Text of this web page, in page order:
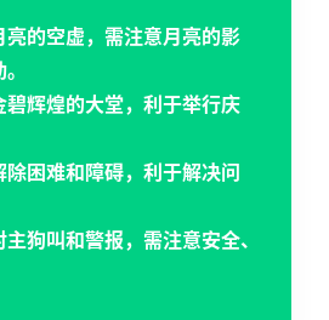
亮的空虚，需注意月亮的影
碧辉煌的大堂，利于举行庆
除困难和障碍，利于解决问
主狗叫和警报，需注意安全、